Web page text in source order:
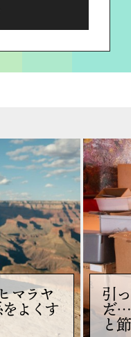
マラヤ
よくす
引
だ…
と